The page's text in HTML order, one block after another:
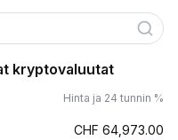
kryptovaluutat
Hinta ja 24 tunnin %
CHF 64,973.00